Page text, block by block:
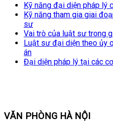
Kỹ năng đại diện pháp lý
Kỹ năng tham gia giai
sư
Vai trò của luật sư trong
Luật sư đại diện theo ủy
án
Đại diện pháp lý tại các
VĂN PHÒNG HÀ NỘI